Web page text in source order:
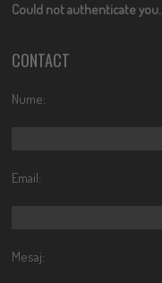
Could not authenticate you.
CONTACT
Nume:
Email:
Mesaj: